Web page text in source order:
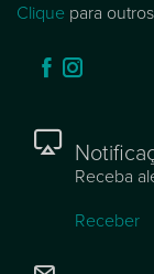
Clique para
Receba
Receber